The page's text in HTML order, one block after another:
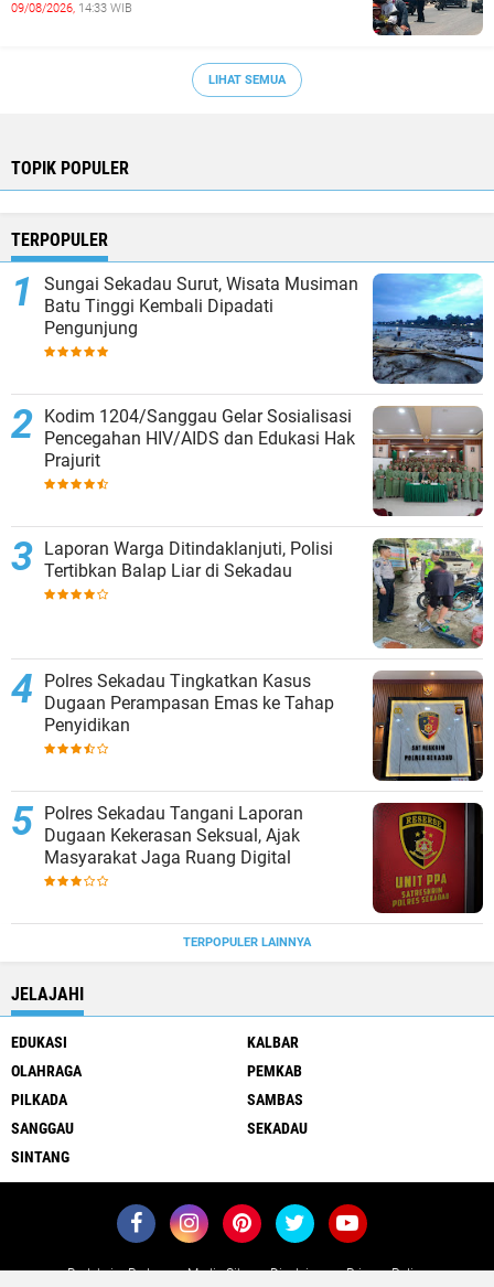
09/08/2026, 14:33 WIB
LIHAT SEMUA
TOPIK POPULER
TERPOPULER
Sungai Sekadau Surut, Wisata Musiman
Batu Tinggi Kembali Dipadati
Pengunjung
Kodim 1204/Sanggau Gelar Sosialisasi
Pencegahan HIV/AIDS dan Edukasi Hak
Prajurit
Laporan Warga Ditindaklanjuti, Polisi
Tertibkan Balap Liar di Sekadau
Polres Sekadau Tingkatkan Kasus
Dugaan Perampasan Emas ke Tahap
Penyidikan
Polres Sekadau Tangani Laporan
Dugaan Kekerasan Seksual, Ajak
Masyarakat Jaga Ruang Digital
TERPOPULER LAINNYA
JELAJAHI
EDUKASI
KALBAR
OLAHRAGA
PEMKAB
PILKADA
SAMBAS
SANGGAU
SEKADAU
SINTANG
Redaksi Pedoman Media Siber Disclaimer Privacy Policy